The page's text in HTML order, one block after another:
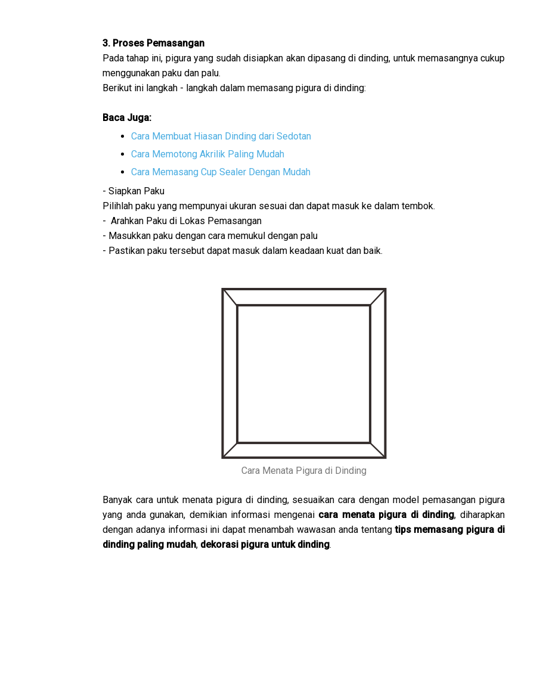
3. Proses Pemasangan
Pada tahap ini, pigura yang sudah disiapkan akan dipasang di dinding, untuk memasangnya cukup
menggunakan paku dan palu.
Berikut ini langkah - langkah dalam memasang pigura di dinding:
Baca Juga:
Cara Membuat Hiasan Dinding dari Sedotan
Cara Memotong Akrilik Paling Mudah
Cara Memasang Cup Sealer Dengan Mudah
- Siapkan Paku
Pilihlah paku yang mempunyai ukuran sesuai dan dapat masuk ke dalam tembok.
- Arahkan Paku di Lokas Pemasangan
- Masukkan paku dengan cara memukul dengan palu
- Pastikan paku tersebut dapat masuk dalam keadaan kuat dan baik.
Cara Menata Pigura di Dinding
Banyak cara untuk menata pigura di dinding, sesuaikan cara dengan model pemasangan pigura
yang anda gunakan, demikian informasi mengenai cara menata pigura di dinding, diharapkan
dengan adanya informasi ini dapat menambah wawasan anda tentangtips memasang pigura di
dinding paling mudah, dekorasi pigura untuk dinding.